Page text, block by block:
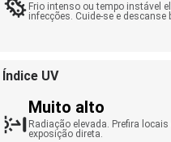
Frio intenso ou tempo instável
infecções. Cuide-se e descanse
Índice UV
Muito alto
Radiação elevada. Prefira
exposição direta.